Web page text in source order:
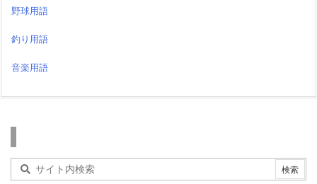
野球用語
釣り用語
音楽用語